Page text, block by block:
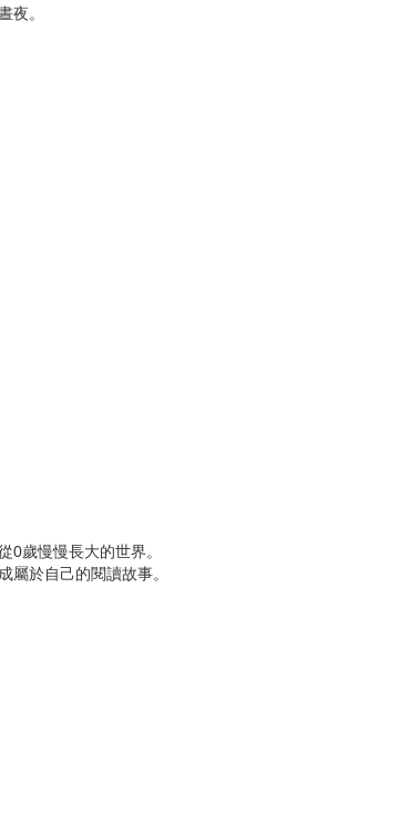
」
夜。
0歲慢慢長大的世界。
屬於自己的閱讀故事。